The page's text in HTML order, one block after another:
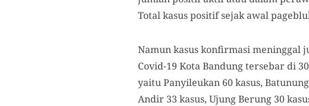
Total kasus positif sejak awal
Namun kasus konfirmasi meninggal
Covid-19 Kota Bandung tersebar di
yaitu Panyileukan 60 kasus,
Andir 33 kasus, Ujung Berung 30